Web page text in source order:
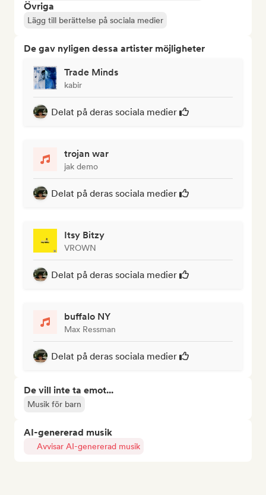
Övriga
Lägg till berättelse på sociala medier
De gav nyligen dessa artister möjligheter
Trade Minds
kabir
Delat på deras sociala medier
trojan war
jak demo
Delat på deras sociala medier
Itsy Bitzy
VROWN
Delat på deras sociala medier
buffalo NY
Max Ressman
Delat på deras sociala medier
De vill inte ta emot...
Musik för barn
AI-genererad musik
Avvisar AI-genererad musik